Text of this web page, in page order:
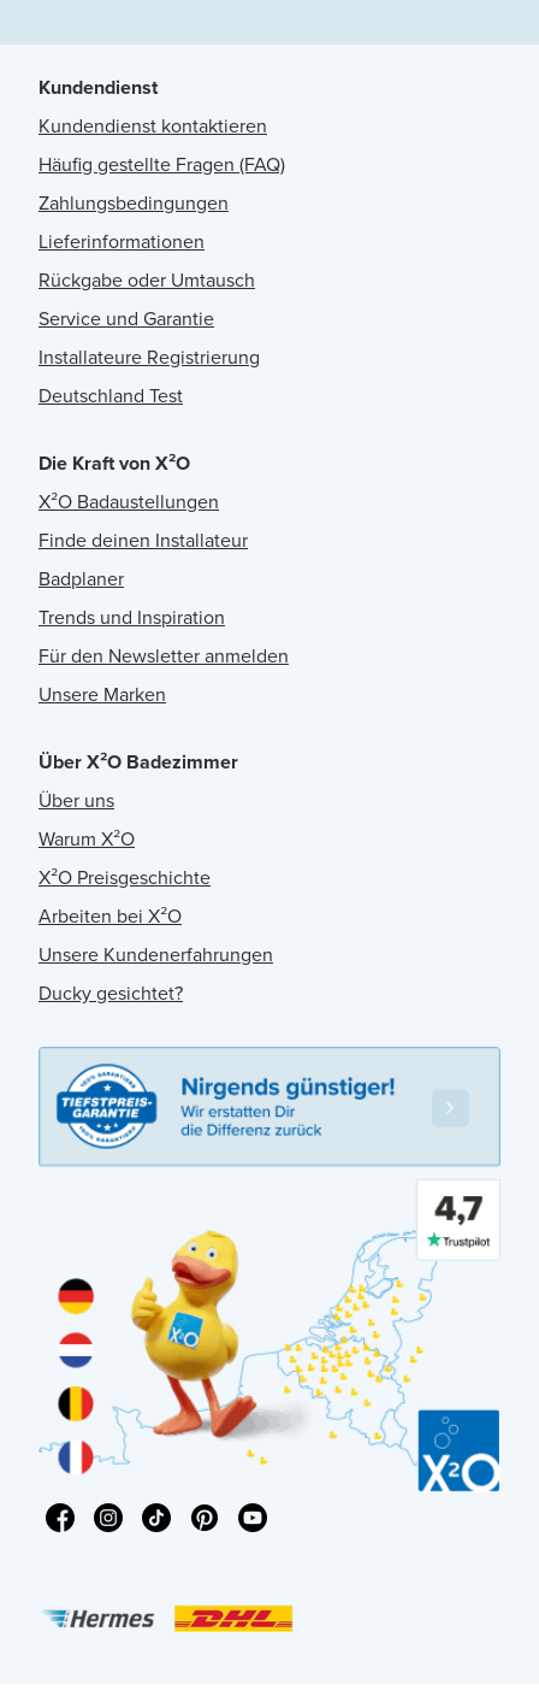
Kundendienst
Kundendienst kontaktieren
Häufig gestellte Fragen (FAQ)
Zahlungsbedingungen
Lieferinformationen
Rückgabe oder Umtausch
Service und Garantie
Installateure Registrierung
Deutschland Test
Die Kraft von X²O
X²O Badaustellungen
Finde deinen Installateur
Badplaner
Trends und Inspiration
Für den Newsletter anmelden
Unsere Marken
Über X²O Badezimmer
Über uns
Warum X²O
X²O Preisgeschichte
Arbeiten bei X²O
Unsere Kundenerfahrungen
Ducky gesichtet?